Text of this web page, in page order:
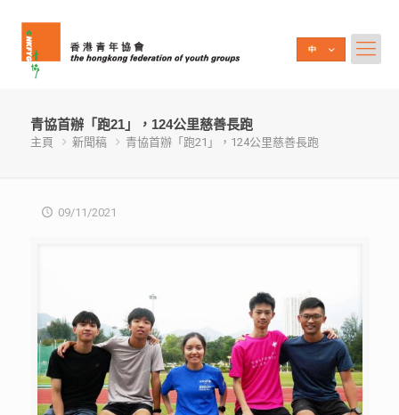
青協首辦「跑21」，124公里慈善長跑
主頁 新聞稿 青協首辦「跑21」，124公里慈善長跑
09/11/2021